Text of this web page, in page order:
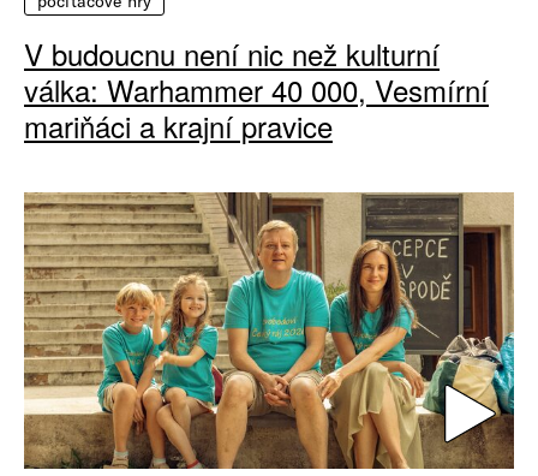
V budoucnu není nic než kulturní
válka: Warhammer 40 000, Vesmírní
mariňáci a krajní pravice